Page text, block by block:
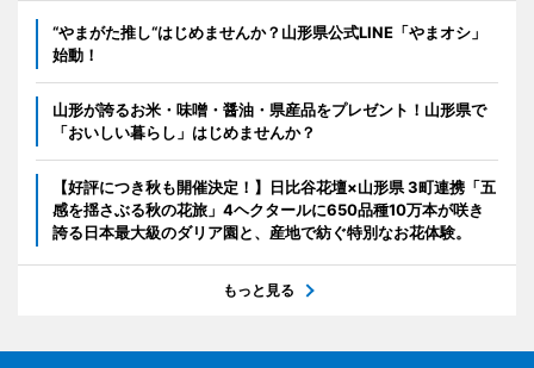
“やまがた推し“はじめませんか？山形県公式LINE「やまオシ」
始動！
山形が誇るお米・味噌・醤油・県産品をプレゼント！山形県で
「おいしい暮らし」はじめませんか？
【好評につき秋も開催決定！】日比谷花壇×山形県 3町連携「五
感を揺さぶる秋の花旅」4ヘクタールに650品種10万本が咲き
誇る日本最大級のダリア園と、産地で紡ぐ特別なお花体験。
もっと見る